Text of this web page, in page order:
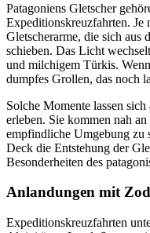
Patagoniens Gletscher
Expeditionskreuzfahrten. Je
Gletscherarme, die sich aus
schieben. Das Licht
und milchigem Türkis.
dumpfes Grollen, das noch
Solche Momente lassen
erleben. Sie kommen nah
empfindliche Umgebung zu
Deck die Entstehung der
Besonderheiten des
Anlandungen mit
Expeditionskreuzfahrten